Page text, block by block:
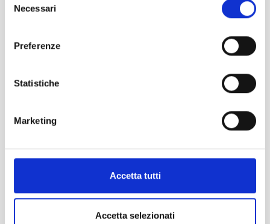
delNecessari
Preferenze
Statistiche
Marketing
Accetta tutti
Accetta selezionati
EXPLORING THE LAGOON...